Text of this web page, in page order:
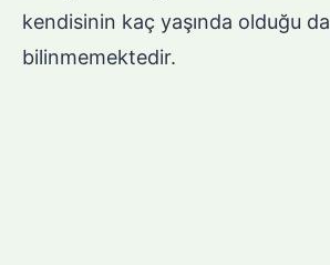
kendisinin kaç yaşında olduğu da
bilinmemektedir.